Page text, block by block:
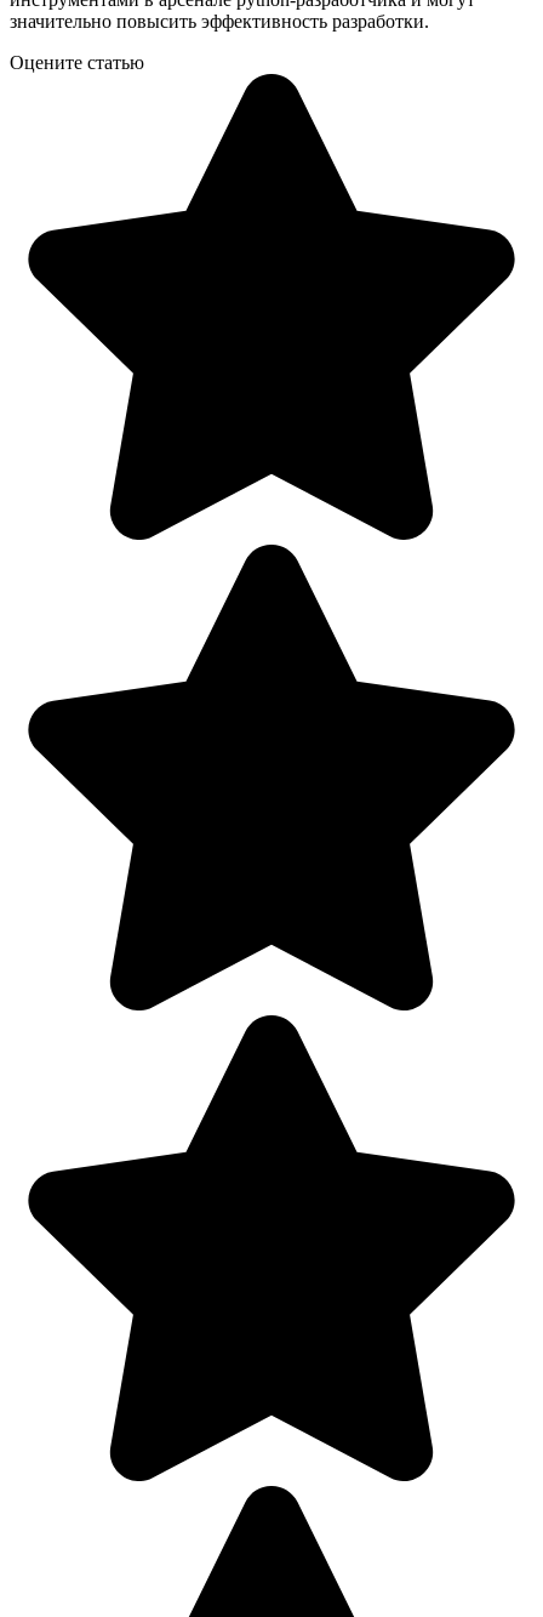
значительно повысить эффективность разработки.
Оцените статью